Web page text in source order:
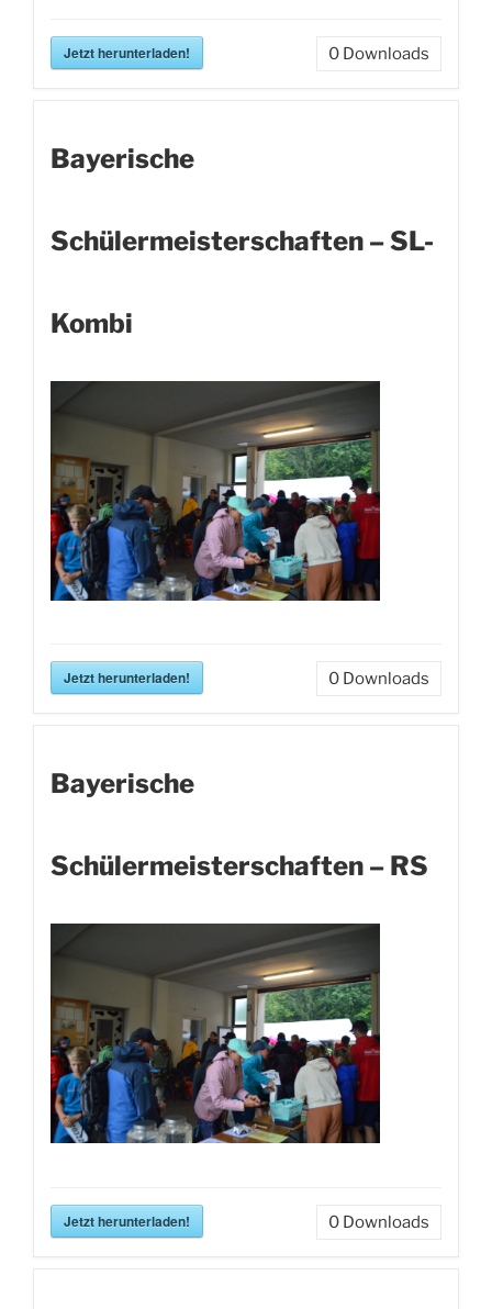
Jetzt herunterladen! 0 Downloads
Bayerische
Schülermeisterschaften – SL-
Kombi
Jetzt herunterladen! 0 Downloads
Bayerische
Schülermeisterschaften – RS
Jetzt herunterladen! 0 Downloads